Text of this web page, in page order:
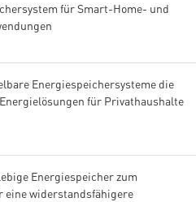
für Smart-Home- und
Energiespeichersysteme die
für Privathaushalte
Energiespeicher zum
eine widerstandsfähigere